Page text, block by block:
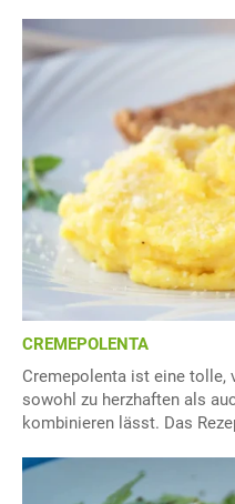
CREMEPOLENTA
Cremepolenta ist eine tolle,
sowohl zu herzhaften als
kombinieren lässt. Das